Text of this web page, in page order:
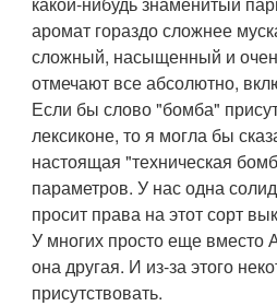
аромат гораздо сложнее
сложный, насыщенный и
отмечают все абсолютно,
Если бы слово "бомба"
лексиконе, то я могла бы
настоящая "техническая
параметров. У нас одна
просит права на этот сорт
У многих просто еще вместо
она другая. И из-за этого
присутствовать.